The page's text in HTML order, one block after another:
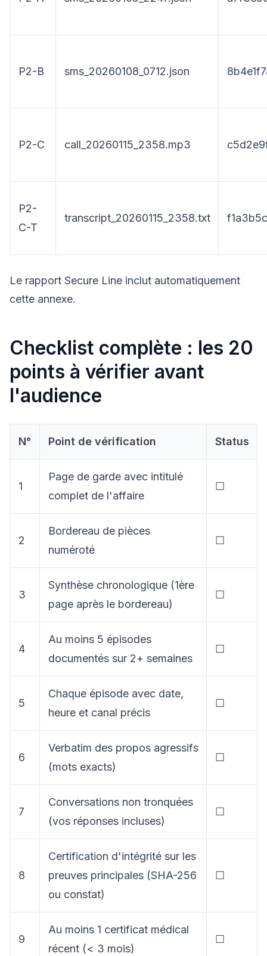
P2-B sms_20260108_0712.json
P2-C call_20260115_2358.mp3
P2-
C-T
transcript_20260115_2358.txt
Le rapport Secure Line inclut automatiquement
cette annexe.
Checklist complète : les 20
points à vérifier avant
l'audience
N° Point de vérification Status
1
Page de garde avec intitulé
complet de l'affaire
☐
2
Bordereau de pièces
numéroté
☐
3
Synthèse chronologique (1ère
page après le bordereau)
☐
4
Au moins 5 épisodes
documentés sur 2+ semaines
☐
5
Chaque épisode avec date,
heure et canal précis
☐
6
Verbatim des propos agressifs
(mots exacts)
☐
7
Conversations non tronquées
(vos réponses incluses)
☐
8
Certification d'intégrité sur les
preuves principales (SHA-256
ou constat)
☐
9
Au moins 1 certificat médical
récent (< 3 mois)
☐